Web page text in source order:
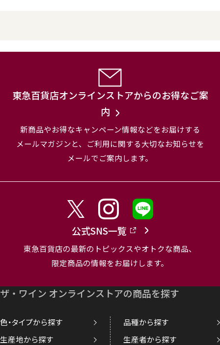
東急百貨店オンラインストアからのお得なご案
内
新商品やお得なキャンペーン情報などをお届けする
メールマガジンと、
ご利用に関する大切なお知らせを
メールでご案内します。
公式SNS一覧
東急百貨店の最新のトピックスやオトクな商品、
限定商品の情報をお届けします。
ザ・ワイン オンラインストアの商品を探す
色・タイプから探す
品種から探す
生産地から探す
生産者から探す